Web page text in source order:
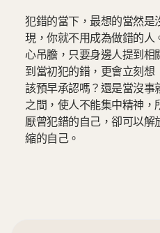
犯錯的當下，最想的當然是
現，你就不用成為做錯的人
心吊膽，只要身邊人提到
到當初犯的錯，更會立刻
該預早承認嗎？還是當沒事
之間，使人不能集中精神
厭曾犯錯的自己，卻可以
縮的自己。